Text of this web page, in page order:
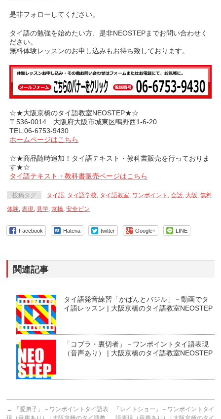
是非フォローしてください。
タイ語の勉強を始めたい方、是非NEOSTEPまでお問い合わせく
ださい。
無料体験レッスンのお申し込みもお待ち致しております。
☆★大阪京橋のタイ語教室NEOSTEP★☆
〒536-0014 大阪府大阪市城東区鴫野西1-6-20
TEL:06-6753-9430
ホームページはこちら
☆★商品随時追加！タイ語テキスト・教科書販売を行っておりま
す★☆
タイ語テキスト・教科書販売ページはこちら
投稿タグ タイ語 タイ語学校 タイ語教室 ワンポイント ,会話 大阪 ,無料
体験 ,表現 見学 ,京橋 ,安全ピン
Facebook Hatena twitter Google+ LINE
関連記事
タイ語発音練習「かばんとバジル」－動画でタ
イ語レッスン | 大阪京橋のタイ語教室NEOSTEP
「コブラ・裏切者」－ワンポイントタイ語表現
（音声あり） | 大阪京橋のタイ語教室NEOSTEP
←
「愛弟子」－ワンポイントタイ語表
「レイトショー」－ワンポイントタイ